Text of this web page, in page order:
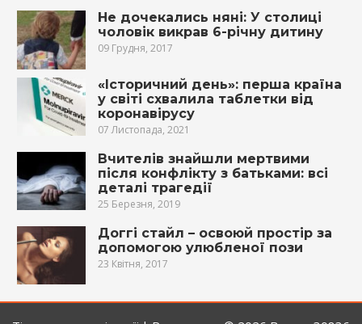
Не дочекались няні: У столиці
чоловік викрав 6-річну дитину
09 Грудня, 2017
«Історичний день»: перша країна
у світі схвалила таблетки від
коронавірусу
07 Листопада, 2021
Вчителів знайшли мертвими
після конфлікту з батьками: всі
деталі трагедії
25 Березня, 2019
Доггі стайл – освоюй простір за
допомогою улюбленої пози
23 Квітня, 2017